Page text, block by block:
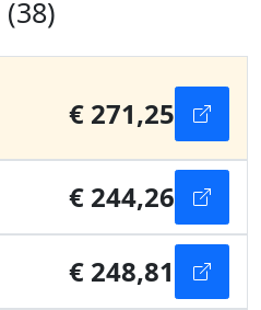
(38)
€ 271,25
€ 244,26
€ 248,81